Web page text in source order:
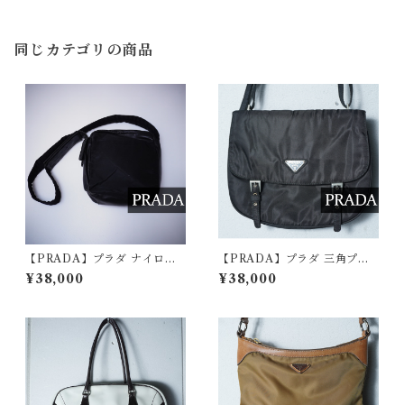
同じカテゴリの商品
【PRADA】プラダ ナイロン×
レザー切替 スクエア型ショ
ルダーバッグ black
¥38,000
【PRADA】プラダ 三角プレ
ートナイロンショルダーバッ
グ black
¥38,000